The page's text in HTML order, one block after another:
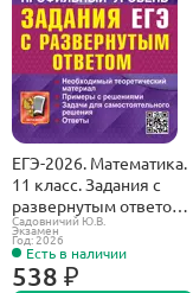
ЕГЭ-2026. Математика.
11 класс. Задания с
развернутым ответом.
Банк заданий.
Профильный уровень.
Садовничий Ю.В.
Экзамен
Год: 2026
Есть в наличии
538 ₽